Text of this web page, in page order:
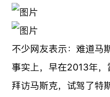
不少网友表示：难道马
事实上，早在2013年
拜访马斯克，试驾了特